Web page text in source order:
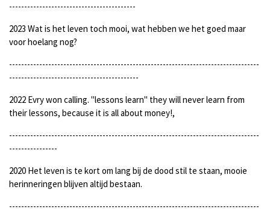
------------------------------------------
2023 Wat is het leven toch mooi, wat hebben we het goed maar
voor hoelang nog?
-----------------------------------------------------------------------------------
-------------------------------------------
2022 Evry won calling. "lessons learn" they will never learn from
their lessons, because it is all about money!,
-----------------------------------------------------------------------------------
----------------
2020 Het leven is te kort om lang bij de dood stil te staan, mooie
herinneringen blijven altijd bestaan.
-----------------------------------------------------------------------------------